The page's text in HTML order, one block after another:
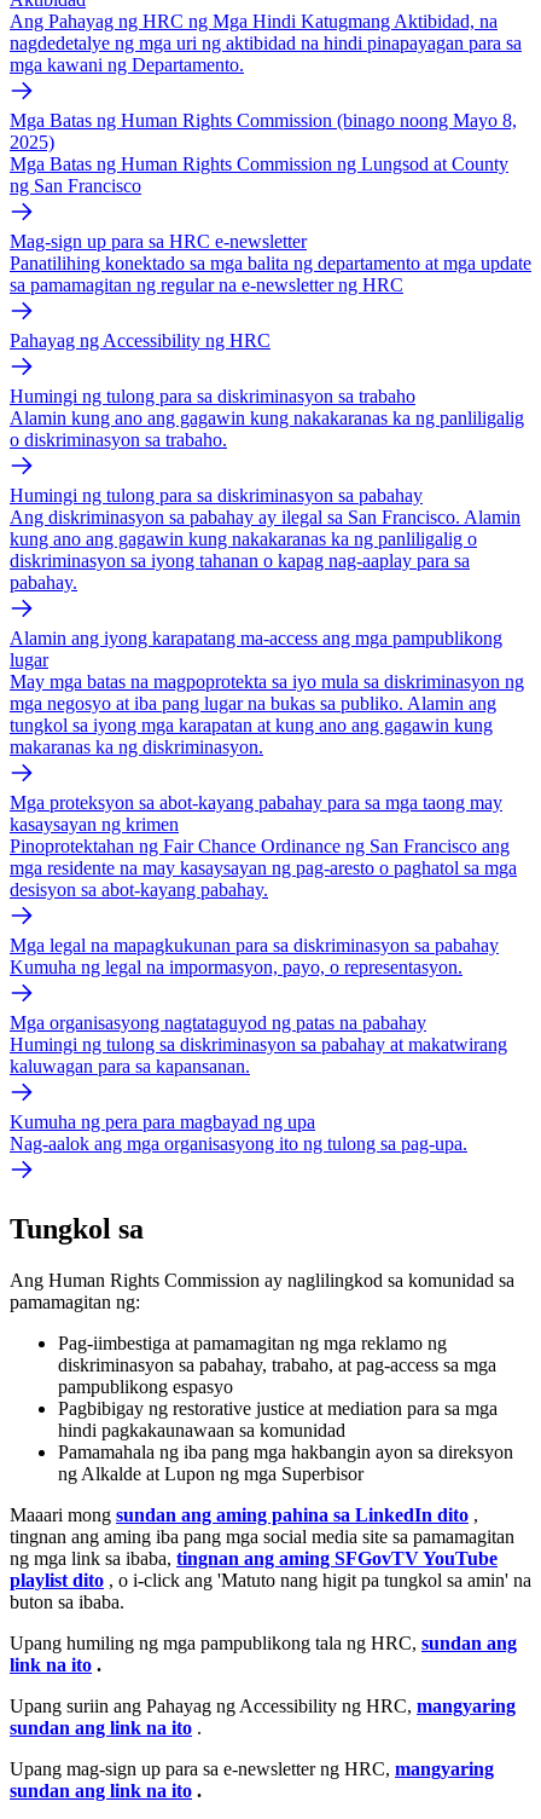
Ang Pahayag ng HRC ng Mga Hindi Katugmang Aktibidad, na
nagdedetalye ng mga uri ng aktibidad na hindi pinapayagan para sa
mga kawani ng Departamento.
Mga Batas ng Human Rights Commission (binago noong Mayo 8,
2025)
Mga Batas ng Human Rights Commission ng Lungsod at County
ng San Francisco
Mag-sign up para sa HRC e-newsletter
Panatilihing konektado sa mga balita ng departamento at mga update
sa pamamagitan ng regular na e-newsletter ng HRC
Pahayag ng Accessibility ng HRC
Humingi ng tulong para sa diskriminasyon sa trabaho
Alamin kung ano ang gagawin kung nakakaranas ka ng panliligalig
o diskriminasyon sa trabaho.
Humingi ng tulong para sa diskriminasyon sa pabahay
Ang diskriminasyon sa pabahay ay ilegal sa San Francisco. Alamin
kung ano ang gagawin kung nakakaranas ka ng panliligalig o
diskriminasyon sa iyong tahanan o kapag nag-aaplay para sa
pabahay.
Alamin ang iyong karapatang ma-access ang mga pampublikong
lugar
May mga batas na magpoprotekta sa iyo mula sa diskriminasyon ng
mga negosyo at iba pang lugar na bukas sa publiko. Alamin ang
tungkol sa iyong mga karapatan at kung ano ang gagawin kung
makaranas ka ng diskriminasyon.
Mga proteksyon sa abot-kayang pabahay para sa mga taong may
kasaysayan ng krimen
Pinoprotektahan ng Fair Chance Ordinance ng San Francisco ang
mga residente na may kasaysayan ng pag-aresto o paghatol sa mga
desisyon sa abot-kayang pabahay.
Mga legal na mapagkukunan para sa diskriminasyon sa pabahay
Kumuha ng legal na impormasyon, payo, o representasyon.
Mga organisasyong nagtataguyod ng patas na pabahay
Humingi ng tulong sa diskriminasyon sa pabahay at makatwirang
kaluwagan para sa kapansanan.
Kumuha ng pera para magbayad ng upa
Nag-aalok ang mga organisasyong ito ng tulong sa pag-upa.
Tungkol sa
Ang Human Rights Commission ay naglilingkod sa komunidad sa
pamamagitan ng:
Pag-iimbestiga at pamamagitan ng mga reklamo ng
diskriminasyon sa pabahay, trabaho, at pag-access sa mga
pampublikong espasyo
Pagbibigay ng restorative justice at mediation para sa mga
hindi pagkakaunawaan sa komunidad
Pamamahala ng iba pang mga hakbangin ayon sa direksyon
ng Alkalde at Lupon ng mga Superbisor
Maaari mong sundan ang aming pahina sa LinkedIn dito ,
tingnan ang aming iba pang mga social media site sa pamamagitan
ng mga link sa ibaba, tingnan ang aming SFGovTV YouTube
playlist dito , o i-click ang 'Matuto nang higit pa tungkol sa amin' na
buton sa ibaba.
Upang humiling ng mga pampublikong tala ng HRC, sundan ang
link na ito .
Upang suriin ang Pahayag ng Accessibility ng HRC, mangyaring
sundan ang link na ito .
Upang mag-sign up para sa e-newsletter ng HRC, mangyaring
sundan ang link na ito .